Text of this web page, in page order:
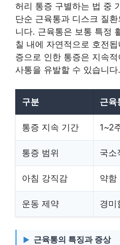
허리 통증 구별하는 법 중
단순 근육통과 디스크 질
니다. 근육통은 보통 특정
칠 내에 자연적으로 호전
증으로 인한 통증은 지속
사통을 유발할 수 있습니다.
구분 근육
통증 지속 기간 1~2
통증 범위 국소
아침 강직감 약함
운동 제약 경미
근육통의 특징과 증상